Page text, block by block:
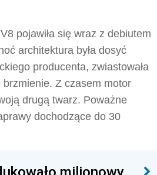
pojawiła się wraz z debiutem
architektura była dosyć
producenta, zwiastowała
Z czasem motor
drugą twarz. Poważne
dochodzące do 30